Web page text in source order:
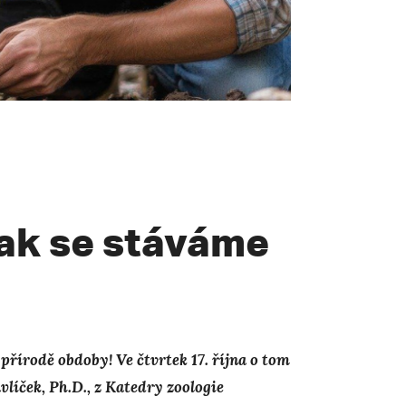
se stáváme
obdoby! Ve čtvrtek 17. října o tom
Ph.D., z Katedry zoologie